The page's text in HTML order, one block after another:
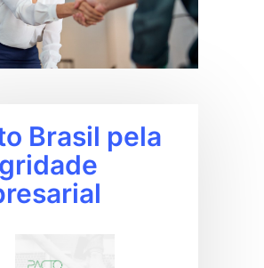
Brasil pela